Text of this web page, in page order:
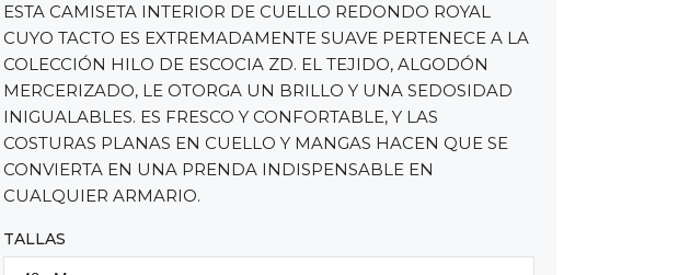
ESTA CAMISETA INTERIOR DE CUELLO REDONDO ROYAL
CUYO TACTO ES EXTREMADAMENTE SUAVE PERTENECE A LA
COLECCIÓN HILO DE ESCOCIA ZD. EL TEJIDO, ALGODÓN
MERCERIZADO, LE OTORGA UN BRILLO Y UNA SEDOSIDAD
INIGUALABLES. ES FRESCO Y CONFORTABLE, Y LAS
COSTURAS PLANAS EN CUELLO Y MANGAS HACEN QUE SE
CONVIERTA EN UNA PRENDA INDISPENSABLE EN
CUALQUIER ARMARIO.
TALLAS